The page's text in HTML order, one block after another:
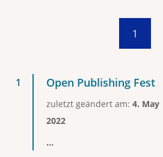
1
Open Publishing Fest
zuletzt geändert am: 4. May
2022
...